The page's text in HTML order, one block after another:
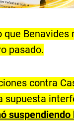
Benavides
pasado.
contra
supuesta